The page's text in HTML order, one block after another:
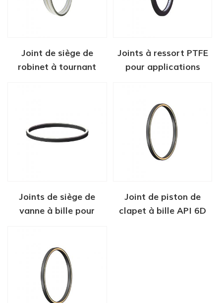
Joint de siège de
robinet à tournant
Joints à ressort PTFE
pour applications
Joints de siège de
vanne à bille pour
Joint de piston de
clapet à bille API 6D